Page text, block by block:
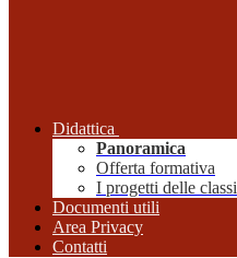
Didattica
Panoramica
Offerta formativa
I progetti delle classi
Documenti utili
Area Privacy
Contatti